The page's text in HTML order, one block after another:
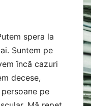
spera la
Suntem pe
încă cazuri
decese,
pe